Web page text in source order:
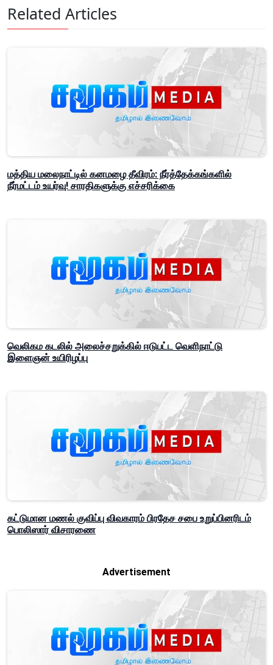
Related Articles
மத்திய மலைநாட்டில் கனமழை தீவிரம்: நீர்த்தேக்கங்களில்
நீர்மட்டம் உயர்வு! சாரதிகளுக்கு எச்சரிக்கை
வெலிகம கடலில் அலைச்சறுக்கில் ஈடுபட்ட வெளிநாட்டு
இளைஞன் உயிரிழப்பு
கட்டுமான மணல் குவிப்பு விவகாரம் பிரதேச சபை உறுப்பினரிடம்
பொலிஸார் விசாரணை
Advertisement